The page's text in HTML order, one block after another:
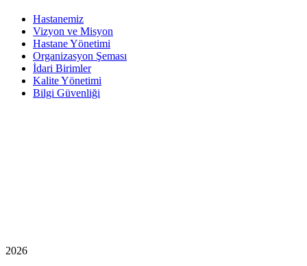
Hastanemiz
Vizyon ve Misyon
Hastane Yönetimi
Organizasyon Şeması
İdari Birimler
Kalite Yönetimi
Bilgi Güvenliği
2026